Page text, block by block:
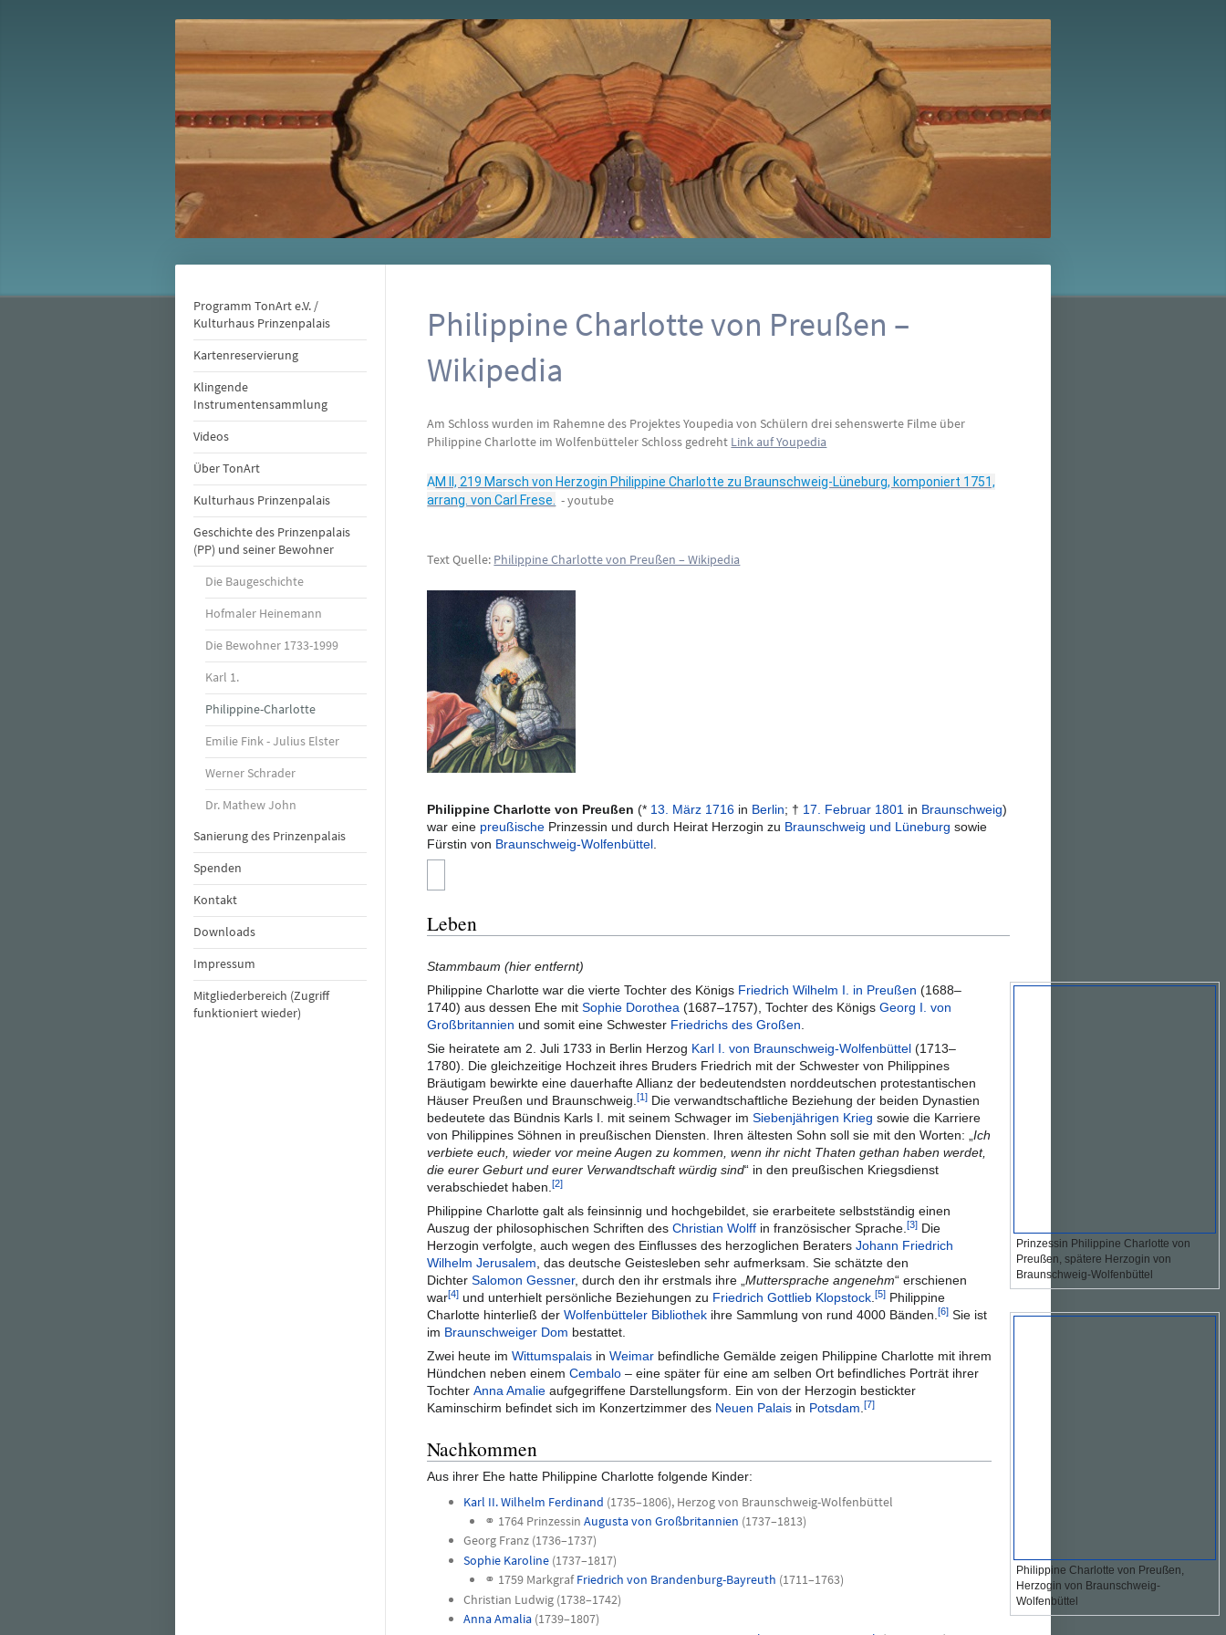
Programm TonArt e.V. /
Kulturhaus Prinzenpalais
Kartenreservierung
Klingende
Instrumentensammlung
Videos
Über TonArt
Kulturhaus Prinzenpalais
Geschichte des Prinzenpalais
(PP) und seiner Bewohner
Die Baugeschichte
Hofmaler Heinemann
Die Bewohner 1733-1999
Karl 1.
Philippine-Charlotte
Emilie Fink - Julius Elster
Werner Schrader
Dr. Mathew John
Sanierung des Prinzenpalais
Spenden
Kontakt
Downloads
Impressum
Mitgliederbereich (Zugriff
funktioniert wieder)
Philippine Charlotte von Preußen –
Wikipedia
Am Schloss wurden im Rahemne des Projektes Youpedia von Schülern drei sehenswerte Filme über
Philippine Charlotte im Wolfenbütteler Schloss gedreht Link auf Youpedia
AM II, 219 Marsch von Herzogin Philippine Charlotte zu Braunschweig-Lüneburg, komponiert 1751,
arrang. von Carl Frese. - youtube
Text Quelle: Philippine Charlotte von Preußen – Wikipedia
Philippine Charlotte von Preußen (* 13. März 1716 in Berlin; † 17. Februar 1801 in Braunschweig)
war eine preußische Prinzessin und durch Heirat Herzogin zu Braunschweig und Lüneburg sowie
Fürstin von Braunschweig-Wolfenbüttel
Leben
Stammbaum (hier entfernt)
Prinzessin Philippine Charlotte von
Preußen, spätere Herzogin von
Braunschweig-Wolfenbüttel
Philippine Charlotte von Preußen,
Herzogin von Braunschweig-
Wolfenbüttel
Philippine Charlotte war die vierte Tochter des Königs Friedrich Wilhelm I. in Preußen (1688–
1740) aus dessen Ehe mitSophie Dorothea (1687–1757), Tochter des KönigsGeorg I. von
Großbritannien und somit eine Schwester Friedrichs des Großen
Sie heiratete am 2. Juli 1733 in Berlin Herzog Karl I. von Braunschweig-Wolfenbüttel (1713–
1780). Die gleichzeitige Hochzeit ihres Bruders Friedrich mit der Schwester von Philippines
Bräutigam bewirkte eine dauerhafte Allianz der bedeutendsten norddeutschen protestantischen
Häuser Preußen und Braunschweig.[1] Die verwandtschaftliche Beziehung der beiden Dynastien
bedeutete das Bündnis Karls I. mit seinem Schwager imSiebenjährigen Krieg sowie die Karriere
von Philippines Söhnen in preußischen Diensten. Ihren ältesten Sohn soll sie mit den Worten: „Ich
verbiete euch, wieder vor meine Augen zu kommen, wenn ihr nicht Thaten gethan haben werdet,
die eurer Geburt und eurer Verwandtschaft würdig sind“ in den preußischen Kriegsdienst
verabschiedet haben.[2]
Philippine Charlotte galt als feinsinnig und hochgebildet, sie erarbeitete selbstständig einen
Auszug der philosophischen Schriften desChristian Wolff in französischer Sprache.[3] Die
Herzogin verfolgte, auch wegen des Einflusses des herzoglichen BeratersJohann Friedrich
Wilhelm Jerusalem , das deutsche Geistesleben sehr aufmerksam. Sie schätzte den
DichterSalomon Gessner, durch den ihr erstmals ihre „Muttersprache angenehm“ erschienen
war[4] und unterhielt persönliche Beziehungen zu Friedrich Gottlieb Klopstock .[5] Philippine
Charlotte hinterließ derWolfenbütteler Bibliothek ihre Sammlung von rund 4000 Bänden.[6] Sie ist
im Braunschweiger Dom bestattet.
Zwei heute imWittumspalais inWeimar befindliche Gemälde zeigen Philippine Charlotte mit ihrem
Hündchen neben einemCembalo – eine später für eine am selben Ort befindliches Porträt ihrer
TochterAnna Amalie aufgegriffene Darstellungsform. Ein von der Herzogin bestickter
Kaminschirm befindet sich im Konzertzimmer des Neuen Palais in Potsdam .[7]
Nachkommen
Aus ihrer Ehe hatte Philippine Charlotte folgende Kinder:
Karl II. Wilhelm Ferdinand (1735–1806), Herzog von Braunschweig-Wolfenbüttel
⚭ 1764 PrinzessinAugusta von Großbritannien (1737–1813)
Georg Franz (1736–1737)
Sophie Karoline (1737–1817)
⚭ 1759 MarkgrafFriedrich von Brandenburg-Bayreuth (1711–1763)
Christian Ludwig (1738–1742)
Anna Amalia (1739–1807)